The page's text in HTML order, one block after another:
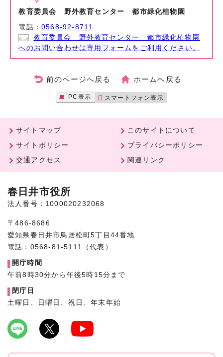
教育委員会 野外教育センター 都市緑化植物園
電話：0568-92-8711
教育委員会 野外教育センター 都市緑化植物園
へのお問い合わせは専用フォームをご利用ください。
前のページへ戻る ホームへ戻る
PC表示 スマートフォン表示
サイトマップ
このサイトについて
サイトポリシー
プライバシーポリシー
交通アクセス
関連リンク
春日井市役所
法人番号：1000020232068
〒486-8686
愛知県春日井市鳥居松町5丁目44番地
電話：0568-81-5111（代表）
開庁時間
午前8時30分から午後5時15分まで
閉庁日
土曜日、日曜日、祝日、年末年始